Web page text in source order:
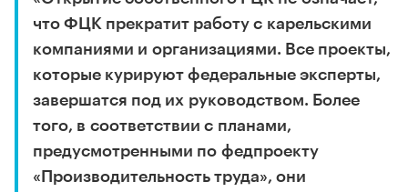
что ФЦК прекратит работу с карельскими
компаниями и организациями. Все проекты,
которые курируют федеральные эксперты,
завершатся под их руководством. Более
того, в соответствии с планами,
предусмотренными по федпроекту
«Производительность труда», они